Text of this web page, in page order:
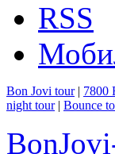
RSS
Bon Jovi tour| 7800
night tour| Bounce